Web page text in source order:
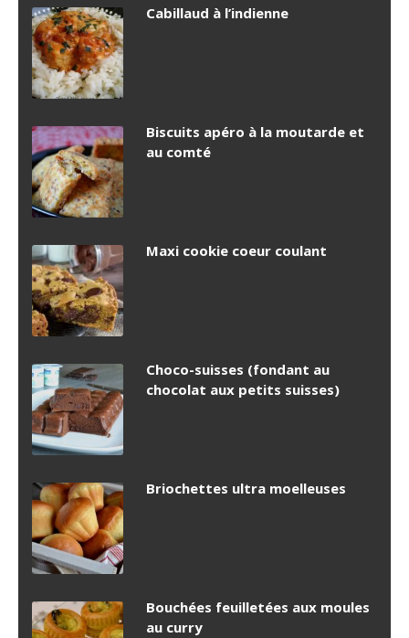
Cabillaud à l’indienne
Biscuits apéro à la moutarde et
au comté
Maxi cookie coeur coulant
Choco-suisses (fondant au
chocolat aux petits suisses)
Briochettes ultra moelleuses
Bouchées feuilletées aux moules
au curry